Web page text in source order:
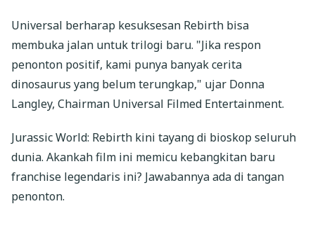
Universal berharap kesuksesan Rebirth bisa
membuka jalan untuk trilogi baru. "Jika respon
penonton positif, kami punya banyak cerita
dinosaurus yang belum terungkap," ujar Donna
Langley, Chairman Universal Filmed Entertainment.
Jurassic World: Rebirth kini tayang di bioskop seluruh
dunia. Akankah film ini memicu kebangkitan baru
franchise legendaris ini? Jawabannya ada di tangan
penonton.